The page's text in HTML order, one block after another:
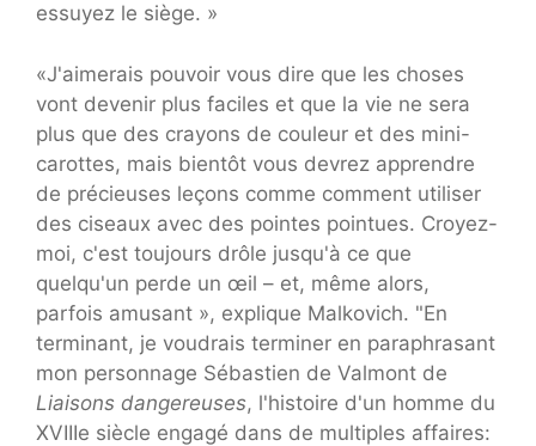
essuyez le siège. »
«J'aimerais pouvoir vous dire que les choses
vont devenir plus faciles et que la vie ne sera
plus que des crayons de couleur et des mini-
carottes, mais bientôt vous devrez apprendre
de précieuses leçons comme comment utiliser
des ciseaux avec des pointes pointues. Croyez-
moi, c'est toujours drôle jusqu'à ce que
quelqu'un perde un œil – et, même alors,
parfois amusant », explique Malkovich. "En
terminant, je voudrais terminer en paraphrasant
mon personnage Sébastien de Valmont de
Liaisons dangereuses, l'histoire d'un homme du
XVIIIe siècle engagé dans de multiples affaires: